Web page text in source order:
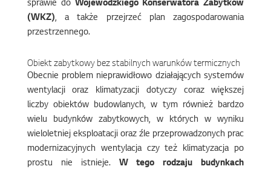
sprawie do Wojewódzkiego Konserwatora Zabytków
(WKZ), a także przejrzeć plan zagospodarowania
przestrzennego.
Obiekt zabytkowy bez stabilnych warunków termicznych
Obecnie problem nieprawidłowo działających systemów
wentylacji oraz klimatyzacji dotyczy coraz większej
liczby obiektów budowlanych, w tym również bardzo
wielu budynków zabytkowych, w których w wyniku
wieloletniej eksploatacji oraz źle przeprowadzonych prac
modernizacyjnych wentylacja czy też klimatyzacja po
prostu nie istnieje. W tego rodzaju budynkach